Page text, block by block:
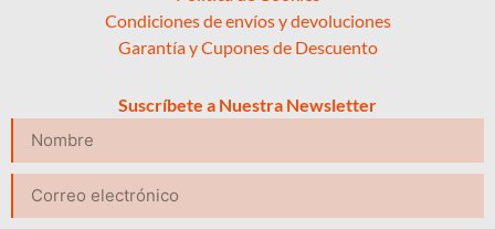
Condiciones de envíos y devoluciones
Garantía y Cupones de Descuento
Suscríbete a Nuestra Newsletter